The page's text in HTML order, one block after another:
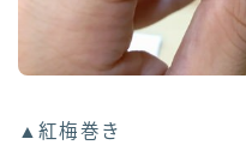
▲紅梅巻き